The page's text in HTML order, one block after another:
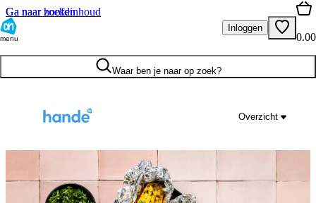
Ga naar hoofdinhoud
Ga naar zoeken
menu
Inloggen
0.00
Waar ben je naar op zoek?
Overzicht